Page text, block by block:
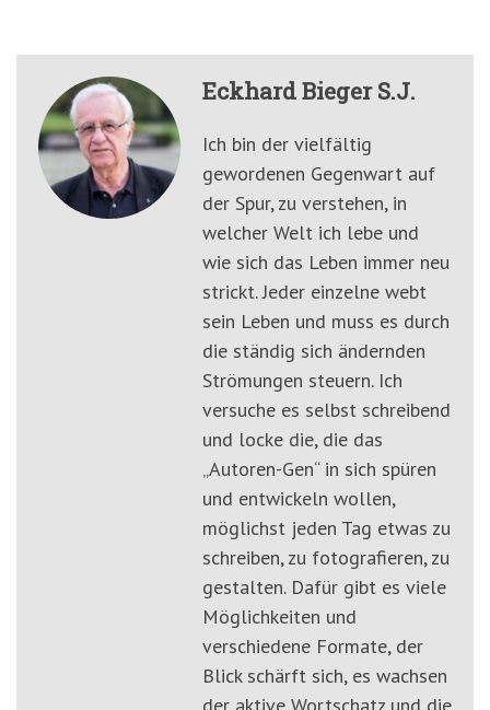
Eckhard Bieger S.J.
Ich bin der vielfältig
gewordenen Gegenwart auf
der Spur, zu verstehen, in
welcher Welt ich lebe und
wie sich das Leben immer neu
strickt. Jeder einzelne webt
sein Leben und muss es durch
die ständig sich ändernden
Strömungen steuern. Ich
versuche es selbst schreibend
und locke die, die das
„Autoren-Gen“ in sich spüren
und entwickeln wollen,
möglichst jeden Tag etwas zu
schreiben, zu fotografieren, zu
gestalten. Dafür gibt es viele
Möglichkeiten und
verschiedene Formate, der
Blick schärft sich, es wachsen